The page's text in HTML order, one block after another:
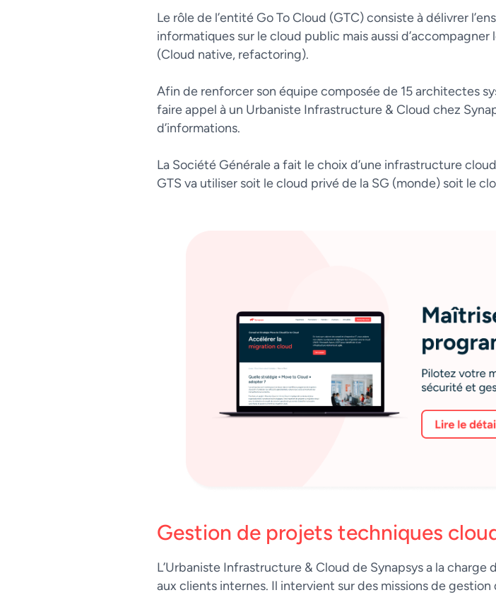
Le rôle de l’entité Go To Cloud (GTC) consiste à délivrer
informatiques sur le cloud public mais aussi
(Cloud native, refactoring).
Afin de renforcer son équipe composée de 15 architectes
faire appel à un Urbaniste Infrastructure & Cloud chez
d’informations.
La Société Générale a fait le choix d’une infrastructure
GTS va utiliser soit le cloud privé de la SG (monde) soit le
Gestion de projets techniques
L’Urbaniste Infrastructure & Cloud de Synapsys a la
aux clients internes. Il intervient sur des missions de